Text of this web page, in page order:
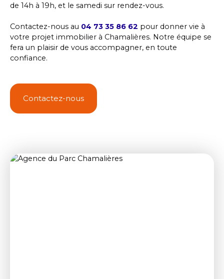
de 14h à 19h, et le samedi sur rendez-vous.
Contactez-nous au 04 73 35 86 62 pour donner vie à
votre projet immobilier à Chamalières. Notre équipe se
fera un plaisir de vous accompagner, en toute
confiance.
Contactez-nous